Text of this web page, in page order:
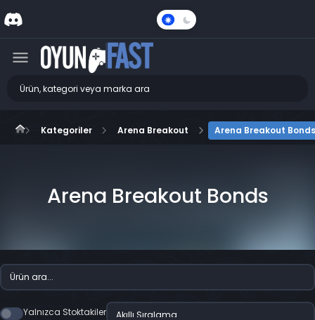
Karanlık
Kategoriler Arena Breakout Arena Breakout Bonds
Arena Breakout Bonds
Yalnızca Stoktakiler